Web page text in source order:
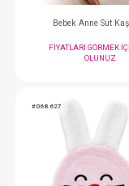
#068.694